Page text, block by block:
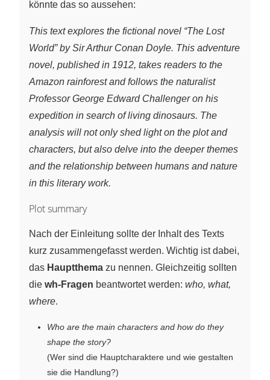
könnte das so aussehen:
This text explores the fictional novel “The Lost
World” by Sir Arthur Conan Doyle. This adventure
novel, published in 1912, takes readers to the
Amazon rainforest and follows the naturalist
Professor George Edward Challenger on his
expedition in search of living dinosaurs. The
analysis will not only shed light on the plot and
characters, but also delve into the deeper themes
and the relationship between humans and nature
in this literary work.
Plot summary
Nach der Einleitung sollte der Inhalt des Texts
kurz zusammengefasst werden. Wichtig ist dabei,
das Hauptthema zu nennen. Gleichzeitig sollten
die wh-Fragen beantwortet werden: who, what,
where.
Who are the main characters and how do they
shape the story?
(Wer sind die Hauptcharaktere und wie gestalten
sie die Handlung?)